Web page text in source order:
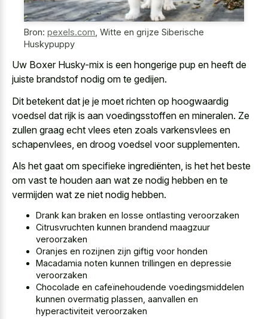
Bron: pexels.com Witte en grijze Siberische
Huskypuppy
Uw Boxer Husky-mix is een hongerige pup en heeft de
juiste brandstof nodig om te gedijen.
Dit betekent dat je je moet richten op hoogwaardig
voedsel dat rijk is aan voedingsstoffen en mineralen. Ze
zullen graag echt vlees eten zoals varkensvlees en
schapenvlees, en droog voedsel voor supplementen.
Als het gaat om specifieke ingrediënten, is het het beste
om vast te houden aan wat ze nodig hebben en te
vermijden wat ze niet nodig hebben.
Drank kan braken en losse ontlasting veroorzaken
Citrusvruchten kunnen brandend maagzuur
veroorzaken
Oranjes en rozijnen zijn giftig voor honden
Macadamia noten kunnen trillingen en depressie
veroorzaken
Chocolade en cafeïnehoudende voedingsmiddelen
kunnen overmatig plassen, aanvallen en
hyperactiviteit veroorzaken